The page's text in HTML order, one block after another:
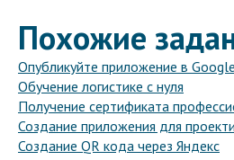
Похожие
Опубликуйте приложение в
Обучение логистике с нуля
Получение сертификата
Создание приложения для
Создание QR кода через Яндекс